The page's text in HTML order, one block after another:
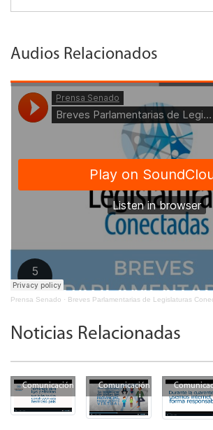
Audios Relacionados
Prensa Senado · Breves Parlamentarias de Legislaturas
Noticias Relacionadas
Comunicación Comunicación